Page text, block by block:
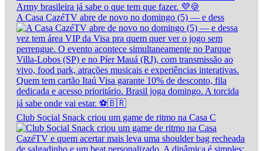
A Casa CazéTV abre de novo no domingo (5) — e dess
Club Social Snack criou um game de ritmo na Casa C